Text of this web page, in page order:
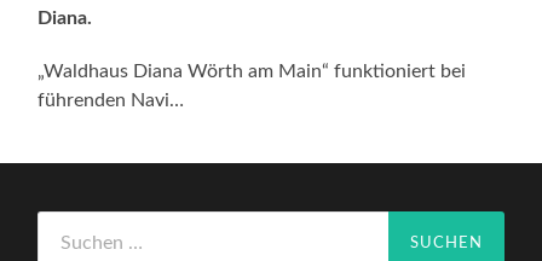
Diana.
„Waldhaus Diana Wörth am Main“ funktioniert bei
führenden Navi…
nach: